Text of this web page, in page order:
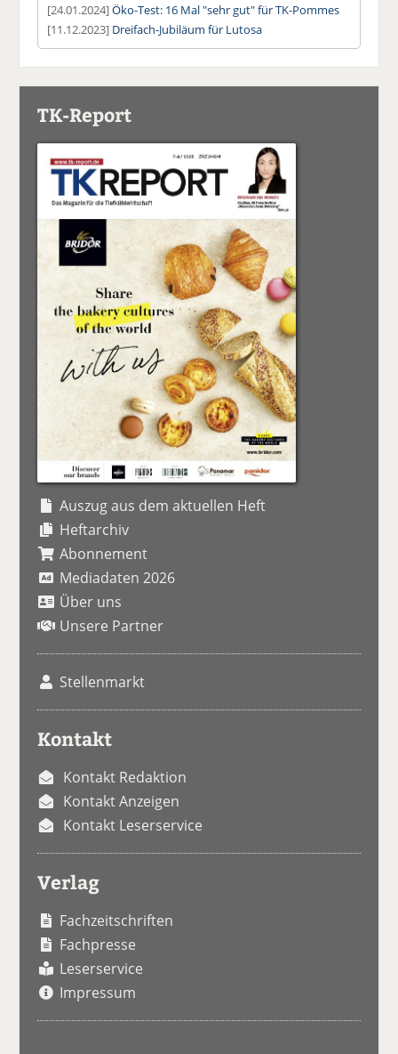
[24.01.2024]Öko-Test: 16 Mal "sehr gut" für TK-Pommes
[11.12.2023] Dreifach-Jubiläum für Lutosa
TK-Report
Auszug aus dem aktuellen Heft
Heftarchiv
Abonnement
Mediadaten 2026
Über uns
Unsere Partner
Stellenmarkt
Kontakt
Kontakt Redaktion
Kontakt Anzeigen
Kontakt Leserservice
Verlag
Fachzeitschriften
Fachpresse
Leserservice
Impressum